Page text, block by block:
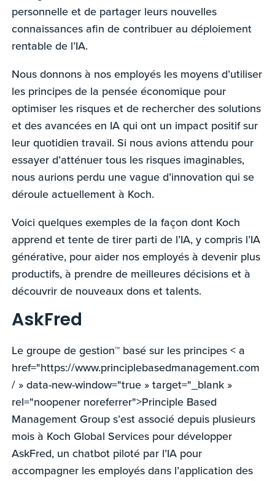
personnelle et de partager leurs nouvelles
connaissances afin de contribuer au déploiement
rentable de l’IA.
Nous donnons à nos employés les moyens d’utiliser
les principes de la pensée économique pour
optimiser les risques et de rechercher des solutions
et des avancées en IA qui ont un impact positif sur
leur quotidien travail. Si nous avions attendu pour
essayer d’atténuer tous les risques imaginables,
nous aurions perdu une vague d’innovation qui se
déroule actuellement à Koch.
Voici quelques exemples de la façon dont Koch
apprend et tente de tirer parti de l’IA, y compris l’IA
générative, pour aider nos employés à devenir plus
productifs, à prendre de meilleures décisions et à
découvrir de nouveaux dons et talents.
AskFred
Le groupe de gestion™ basé sur les principes < a
href="https://www.principlebasedmanagement.com
/ » data-new-window="true » target="_blank »
rel="noopener noreferrer">Principle Based
Management Group s’est associé depuis plusieurs
mois à Koch Global Services pour développer
AskFred, un chatbot piloté par l’IA pour
accompagner les employés dans l’application des